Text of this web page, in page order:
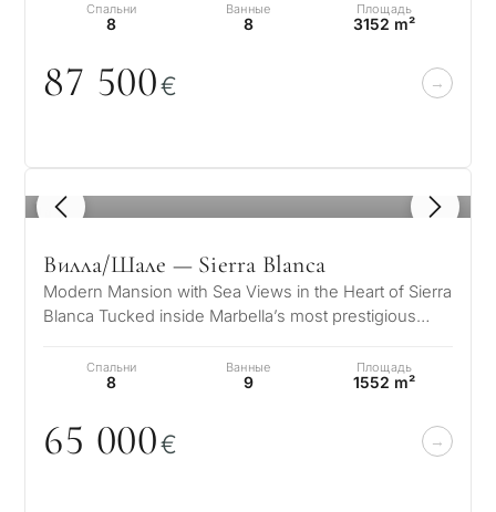
Первая линия гольфа
Эксклюзивные
Ещё параметры
Спальни
8
Ванные
8
Площадь
3152 m²
87 500€
1 / 8
Вилла/Шале — Sierra Blanca
Modern Mansion with Sea Views in the Heart of Sierra
Blanca Tucked inside Marbella’s most prestigious
Спальни
8
Ванные
9
Площадь
1552 m²
65 000€